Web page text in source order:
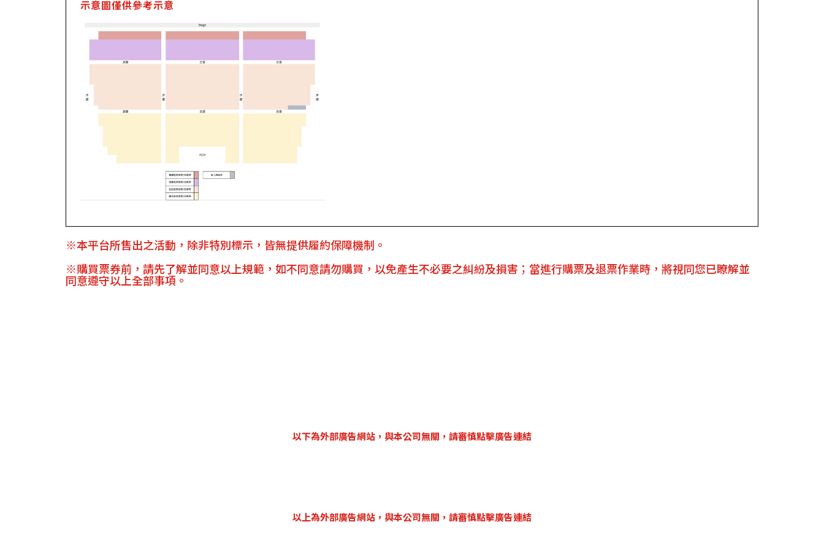
示意圖僅供參考示意
※本平台所售出之活動，除非特別標示，皆無提供履約保障機制。
※購買票券前，請先了解並同意以上規範，如不同意請勿購買，以免產生不必要之糾紛及損害；當進行購票及退票作業時，將視同您已瞭解並
同意遵守以上全部事項。
以下為外部廣告網站，與本公司無關，請審慎點擊廣告連結
以上為外部廣告網站，與本公司無關，請審慎點擊廣告連結